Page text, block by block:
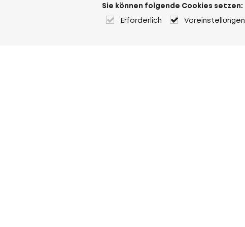
Sie können folgende Cookies setzen:
Erforderlich Voreinstellungen